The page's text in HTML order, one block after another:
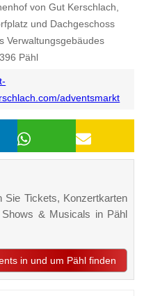
von Gut Kerschlach,
und Dachgeschoss
Verwaltungsgebäudes
Pähl
adventsmarkt
Sie Tickets, Konzertkarten
& Musicals in Pähl
in und um Pähl finden